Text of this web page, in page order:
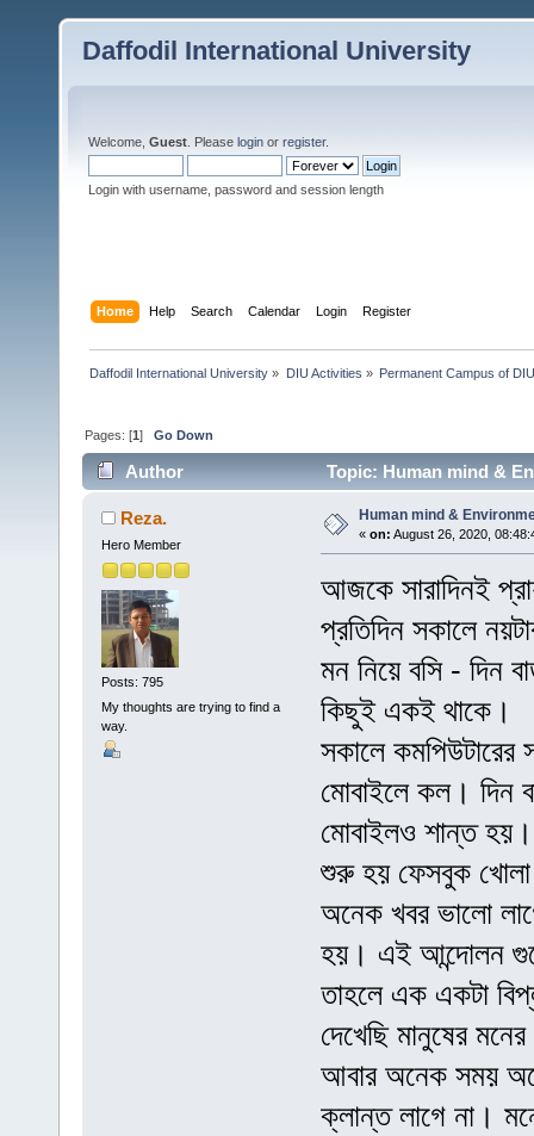
Daffodil International University
Welcome, Guest . Please login or register.
Login with username, password and session length
Home Help Search Calendar Login Register
Daffodil International University » DIU Activities » Permanent Campus of DIU
Pages: [1]Go Down
Author Topic: Human mind &
Reza.
Hero Member
Posts: 795
My thoughts are trying to find a
way.
Human mind &
« on: August 26, 2020,
আজকে সারাদিনই
প্রতিদিন সকালে
মন নিয়ে বসি - দিন
কিছুই একই থাকে।
সকালে কমপিউটারের
মোবাইলে কল। দিন
মোবাইলও শান্ত
শুরু হয় ফেসবুক খোলা।
অনেক খবর ভালো
হয়। এই আন্দোলন
তাহলে এক একটা
দেখেছি মানুষের
আবার অনেক সময়
ক্লান্ত লাগে না।